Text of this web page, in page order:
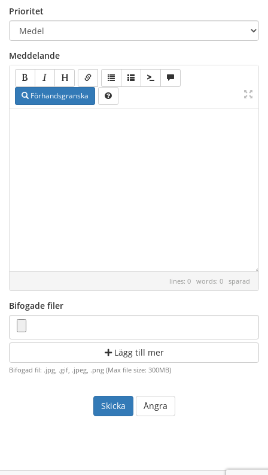
Prioritet
Meddelande
Förhandsgranska
lines: 0 words: 0 sparad
Bifogade filer
Lägg till mer
Bifogad fil: .jpg, .gif, .jpeg, .png (Max file size: 300MB)
Ångra